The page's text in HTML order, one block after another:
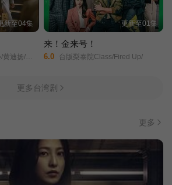
新至04集
/黄惟/朱匀甄/段钧豪/
更新至01集
来！金来号！
6.0 台版梨泰院Class/Fired Up/
更多台湾剧
更多